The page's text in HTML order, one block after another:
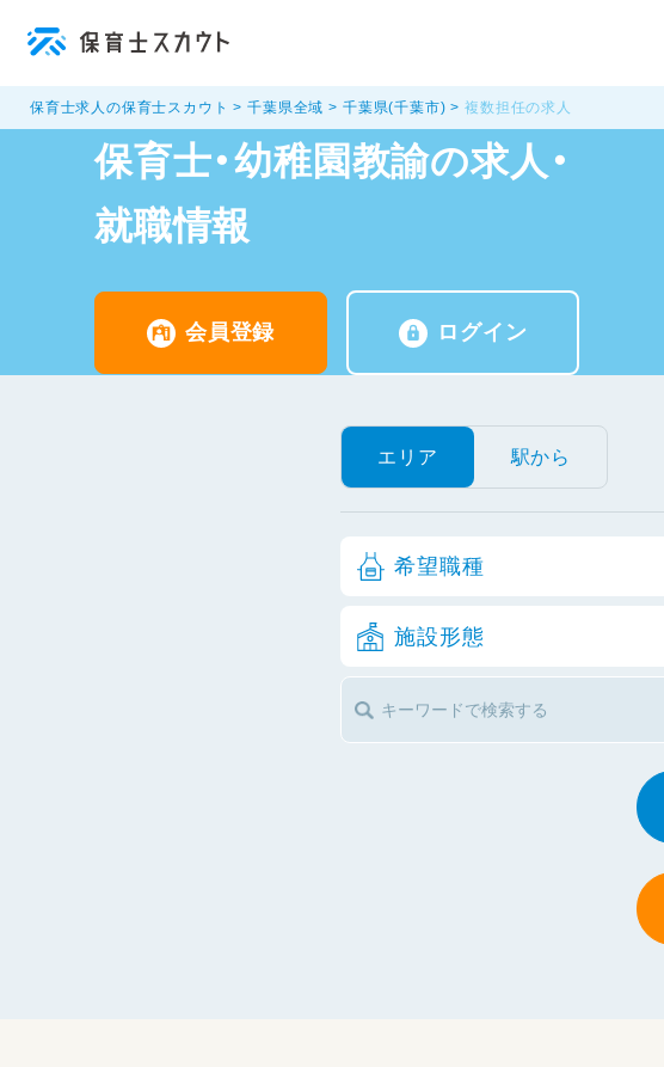
保育士求人の保育士スカウト 千葉県全域 千葉県(千葉市) 複数担任の求人
保育士・幼稚園教諭の求人・
就職情報
会員登録 ログイン
エリア 駅から
希望職種
施設形態